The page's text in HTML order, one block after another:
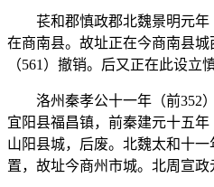
苌和郡慎政郡北魏景明元年
在商南县。故址正在今商南县
（561）撤销。后又正在此设立
洛州秦孝公十一年（前352）
宜阳县福昌镇，前秦建元十五
山阳县城，后废。北魏太和十
置，故址今商州市城。北周宣政